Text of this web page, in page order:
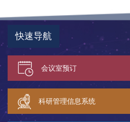
快速导航
会议室预订
科研管理信息系统